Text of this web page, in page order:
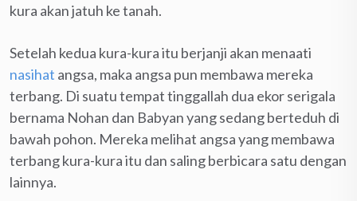
kura akan jatuh ke tanah.
Setelah kedua kura-kura itu berjanji akan menaati
nasihat angsa, maka angsa pun membawa mereka
terbang. Di suatu tempat tinggallah dua ekor serigala
bernama Nohan dan Babyan yang sedang berteduh di
bawah pohon. Mereka melihat angsa yang membawa
terbang kura-kura itu dan saling berbicara satu dengan
lainnya.